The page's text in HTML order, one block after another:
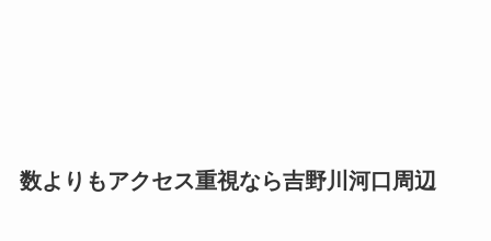
数よりもアクセス重視なら吉野川河口周辺